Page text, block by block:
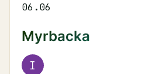
06.06
Myrbacka
I